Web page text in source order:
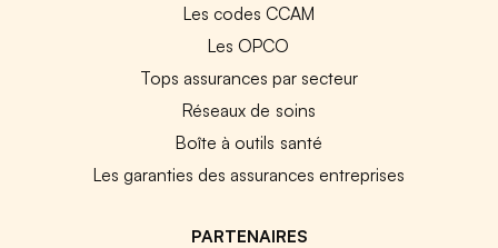
Les codes CCAM
Les OPCO
Tops assurances par secteur
Réseaux de soins
Boîte à outils santé
Les garanties des assurances entreprises
PARTENAIRES